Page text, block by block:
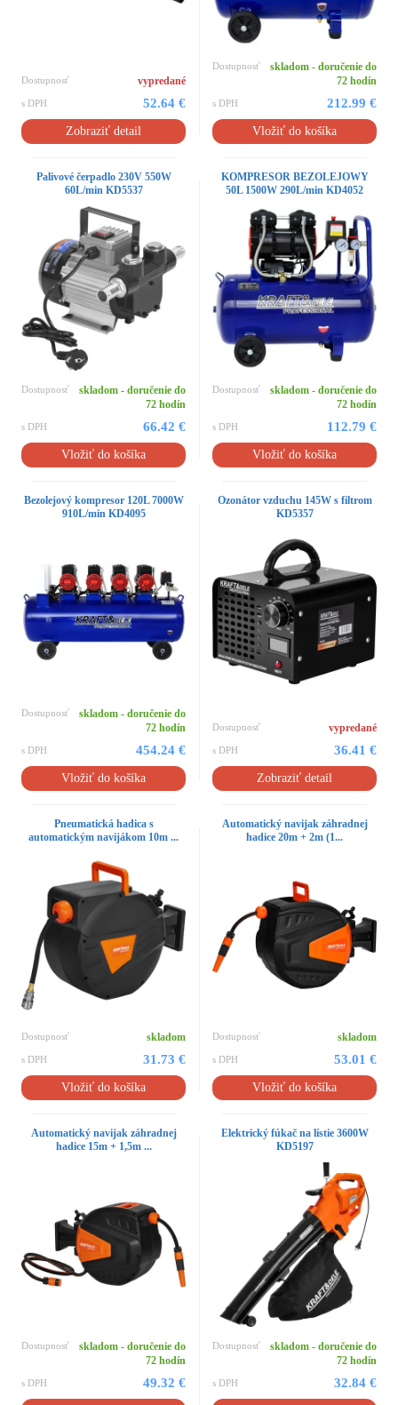
Dostupnosť vypredané
s DPH 52.64 €
Zobraziť detail
Dostupnosť
skladom - doručenie do
72 hodín
s DPH 212.99 €
Vložiť do košíka
Palivové čerpadlo 230V 550W
60L/min KD5537
Dostupnosť
skladom - doručenie do
72 hodín
s DPH 66.42 €
Vložiť do košíka
KOMPRESOR BEZOLEJOWY
50L 1500W 290L/min KD4052
Dostupnosť
skladom - doručenie do
72 hodín
s DPH 112.79 €
Vložiť do košíka
Bezolejový kompresor 120L 7000W
910L/min KD4095
Dostupnosť
skladom - doručenie do
72 hodín
s DPH 454.24 €
Vložiť do košíka
Ozonátor vzduchu 145W s filtrom
KD5357
Dostupnosť vypredané
s DPH 36.41 €
Zobraziť detail
Pneumatická hadica s
automatickým navijákom 10m ...
Dostupnosť skladom
s DPH 31.73 €
Vložiť do košíka
Automatický navijak záhradnej
hadice 20m + 2m (1...
Dostupnosť skladom
s DPH 53.01 €
Vložiť do košíka
Automatický navijak záhradnej
hadice 15m + 1,5m ...
Dostupnosť
skladom - doručenie do
72 hodín
s DPH 49.32 €
Elektrický fúkač na lístie 3600W
KD5197
Dostupnosť
skladom - doručenie do
72 hodín
s DPH 32.84 €